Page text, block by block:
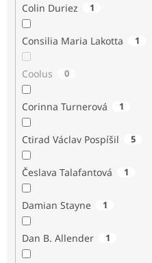
Colin Duriez 1
Consilia Maria Lakotta 1
Coolus 0
Corinna Turnerová 1
Ctirad Václav Pospíšil 5
Česlava Talafantová 1
Damian Stayne 1
Dan B. Allender 1